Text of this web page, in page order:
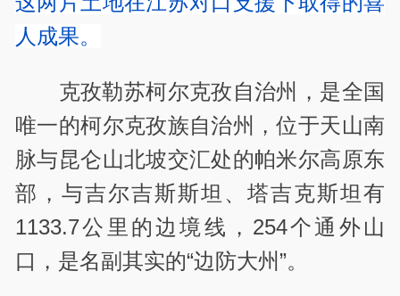
人成果。
克孜勒苏柯尔克孜自治州，是全国
唯一的柯尔克孜族自治州，位于天山南
脉与昆仑山北坡交汇处的帕米尔高原东
部，与吉尔吉斯斯坦、塔吉克斯坦有
1133.7公里的边境线，254个通外山
口，是名副其实的“边防大州”。